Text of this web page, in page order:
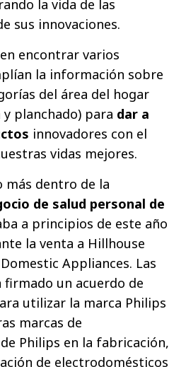
la vida de las
sus innovaciones.
encontrar varios
la información sobre
del área del hogar
planchado) para dar a
innovadores con el
vidas mejores.
más dentro de la
de salud personal de
a principios de este año
la venta a Hillhouse
Appliances. Las
firmado un acuerdo de
utilizar la marca Philips
marcas de
Philips en la fabricación,
de electrodomésticos